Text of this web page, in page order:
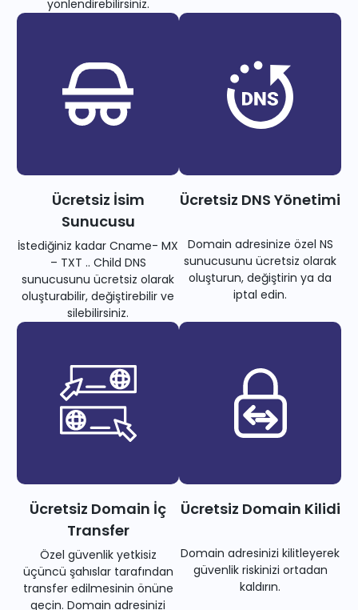
yönlendirebilirsiniz.
Ücretsiz İsim
Sunucusu
İstediğiniz kadar Cname- MX
– TXT .. Child DNS
sunucusunu ücretsiz olarak
oluşturabilir, değiştirebilir ve
silebilirsiniz.
Ücretsiz DNS Yönetimi
Domain adresinize özel NS
sunucusunu ücretsiz olarak
oluşturun, değiştirin ya da
iptal edin.
Ücretsiz Domain İç
Transfer
Özel güvenlik yetkisiz
üçüncü şahıslar tarafından
transfer edilmesinin önüne
geçin. Domain adresinizi
Ücretsiz Domain Kilidi
Domain adresinizi kilitleyerek
güvenlik riskinizi ortadan
kaldırın.